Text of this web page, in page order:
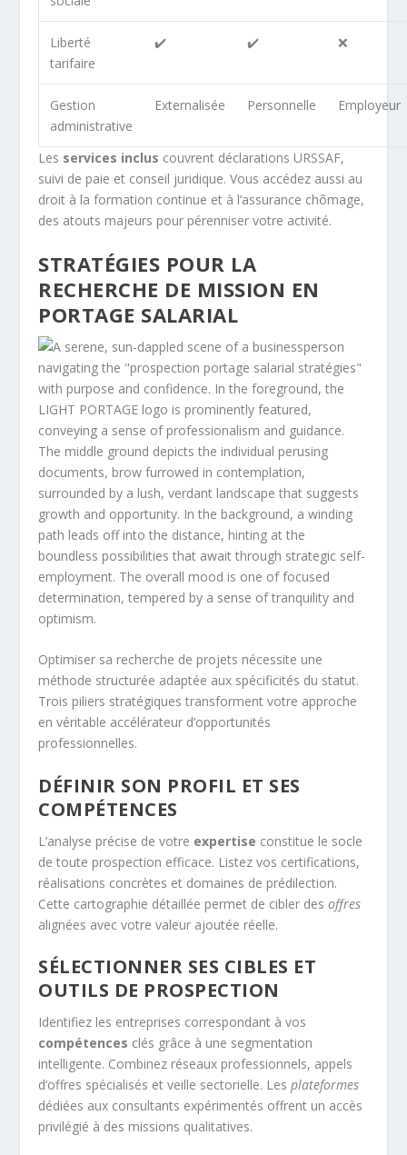
Liberté
tarifaire
✔️ ✔️ ❌
Gestion
administrative
Externalisée Personnelle Employeur
Les services inclus couvrent déclarations URSSAF,
suivi de paie et conseil juridique. Vous accédez aussi au
droit à la formation continue et à l’assurance chômage,
des atouts majeurs pour pérenniser votre activité.
STRATÉGIES POUR LA
RECHERCHE DE MISSION EN
PORTAGE SALARIAL
Optimiser sa recherche de projets nécessite une
méthode structurée adaptée aux spécificités du statut.
Trois piliers stratégiques transforment votre approche
en véritable accélérateur d’opportunités
professionnelles.
DÉFINIR SON PROFIL ET SES
COMPÉTENCES
L’analyse précise de votre expertise constitue le socle
de toute prospection efficace. Listez vos certifications,
réalisations concrètes et domaines de prédilection.
Cette cartographie détaillée permet de cibler desoffres
alignées avec votre valeur ajoutée réelle.
SÉLECTIONNER SES CIBLES ET
OUTILS DE PROSPECTION
Identifiez les entreprises correspondant à vos
compétences clés grâce à une segmentation
intelligente. Combinez réseaux professionnels, appels
d’offres spécialisés et veille sectorielle. Lesplateformes
dédiées aux consultants expérimentés offrent un accès
privilégié à des missions qualitatives.